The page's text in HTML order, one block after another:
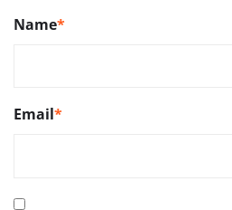
Name*
Email*